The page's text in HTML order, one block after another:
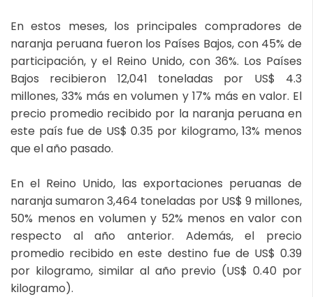
En estos meses, los principales compradores de
naranja peruana fueron los Países Bajos, con 45% de
participación, y el Reino Unido, con 36%. Los Países
Bajos recibieron 12,041 toneladas por US$ 4.3
millones, 33% más en volumen y 17% más en valor. El
precio promedio recibido por la naranja peruana en
este país fue de US$ 0.35 por kilogramo, 13% menos
que el año pasado.
En el Reino Unido, las exportaciones peruanas de
naranja sumaron 3,464 toneladas por US$ 9 millones,
50% menos en volumen y 52% menos en valor con
respecto al año anterior. Además, el precio
promedio recibido en este destino fue de US$ 0.39
por kilogramo, similar al año previo (US$ 0.40 por
kilogramo).